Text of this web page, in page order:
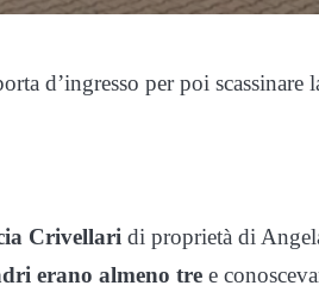
d’ingresso per poi scassinare
Crivellari di proprietà di
erano almeno tre e